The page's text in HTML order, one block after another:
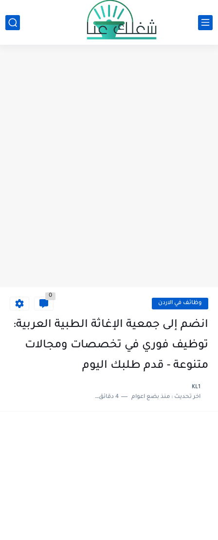
وظائف في الاردن
0
انضم إلى جمعية الإغاثة الطبية العربية:
توظيف فوري في تخصصات ومجالات
متنوعة - قدم طلبك اليوم
KL1
اخر تحديث :منذ بضع اعوام 4 دقائق للقراءة